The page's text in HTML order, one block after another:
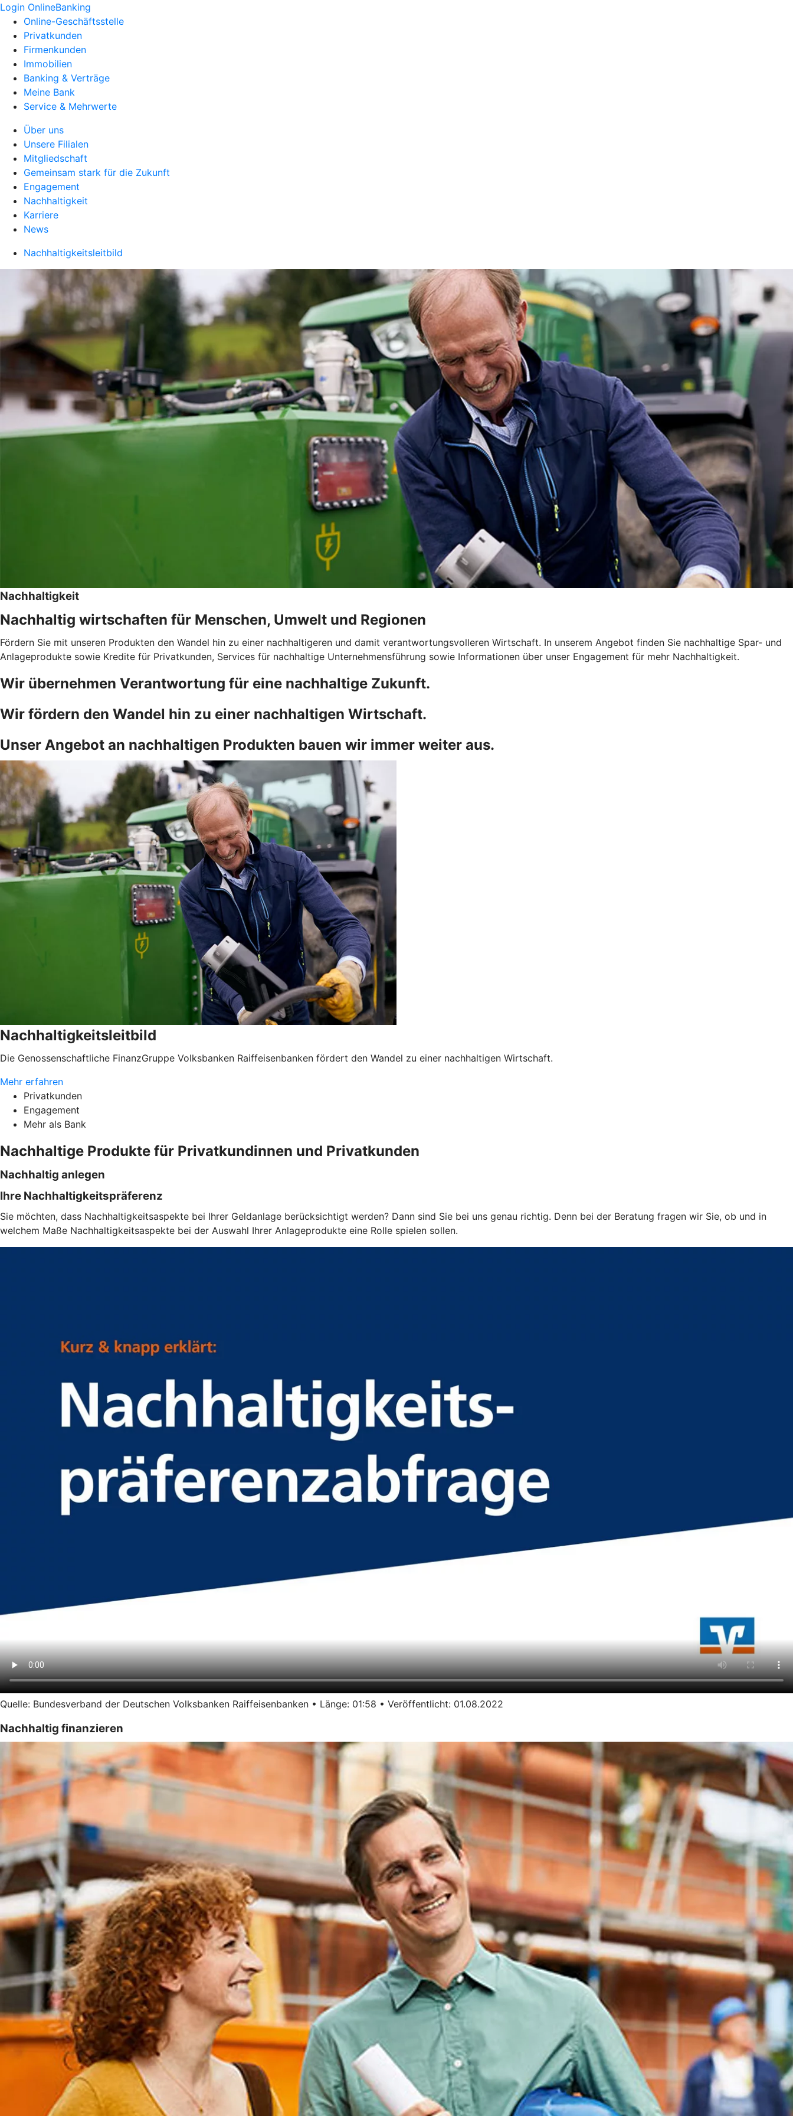
Login OnlineBanking
Online-Geschäftsstelle
Privatkunden
Firmenkunden
Immobilien
Banking & Verträge
Meine Bank
Service & Mehrwerte
Über uns
Unsere Filialen
Mitgliedschaft
Gemeinsam stark für die Zukunft
Engagement
Nachhaltigkeit
Karriere
News
Nachhaltigkeitsleitbild
Nachhaltigkeit
Nachhaltig wirtschaften für Menschen, Umwelt und Regionen
Fördern Sie mit unseren Produkten den Wandel hin zu einer nachhaltigeren und damit verantwortungsvolleren Wirtschaft. In unserem Angebot finden Sie nachhaltige Spar- und
Anlageprodukte sowie Kredite für Privatkunden, Services für nachhaltige Unternehmensführung sowie Informationen über unser Engagement für mehr Nachhaltigkeit.
Wir übernehmen Verantwortung für eine nachhaltige Zukunft.
Wir fördern den Wandel hin zu einer nachhaltigen Wirtschaft.
Unser Angebot an nachhaltigen Produkten bauen wir immer weiter aus.
Nachhaltigkeitsleitbild
Die Genossenschaftliche FinanzGruppe Volksbanken Raiffeisenbanken fördert den Wandel zu einer nachhaltigen Wirtschaft.
Mehr erfahren
Privatkunden
Engagement
Mehr als Bank
Nachhaltige Produkte für Privatkundinnen und Privatkunden
Nachhaltig anlegen
Ihre Nachhaltigkeitspräferenz
Sie möchten, dass Nachhaltigkeitsaspekte bei Ihrer Geldanlage berücksichtigt werden? Dann sind Sie bei uns genau richtig. Denn bei der Beratung fragen wir Sie, ob und in
welchem Maße Nachhaltigkeitsaspekte bei der Auswahl Ihrer Anlageprodukte eine Rolle spielen sollen.
Quelle: Bundesverband der Deutschen Volksbanken Raiffeisenbanken • Länge: 01:58 • Veröffentlicht: 01.08.2022
Nachhaltig finanzieren